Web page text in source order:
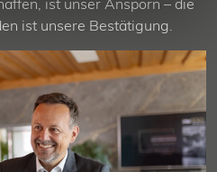
ist unser Ansporn – die
ist unsere Bestätigung.